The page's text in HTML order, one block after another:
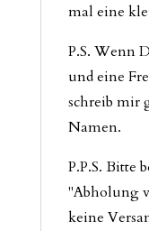
mal eine
P.S. Wenn
und eine
schreib mir
Namen.
P.P.S. Bitte
"Abholung
keine